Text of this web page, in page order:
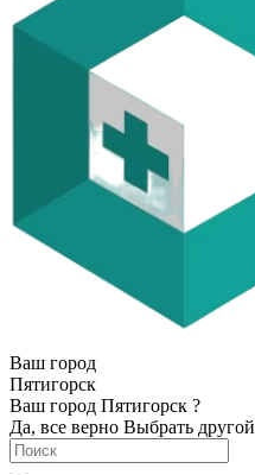
Ваш город
Пятигорск
Ваш город Пятигорск ?
Да, все верно Выбрать другой